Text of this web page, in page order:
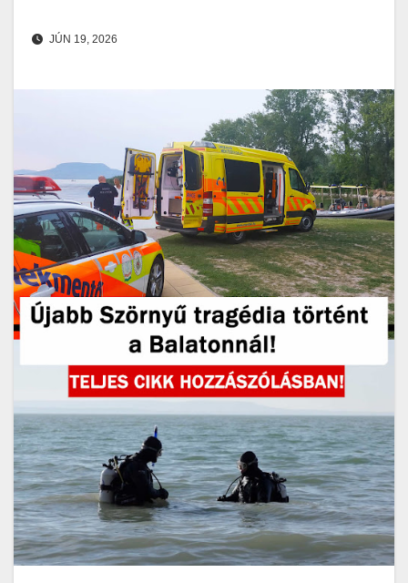
JÚN 19, 2026